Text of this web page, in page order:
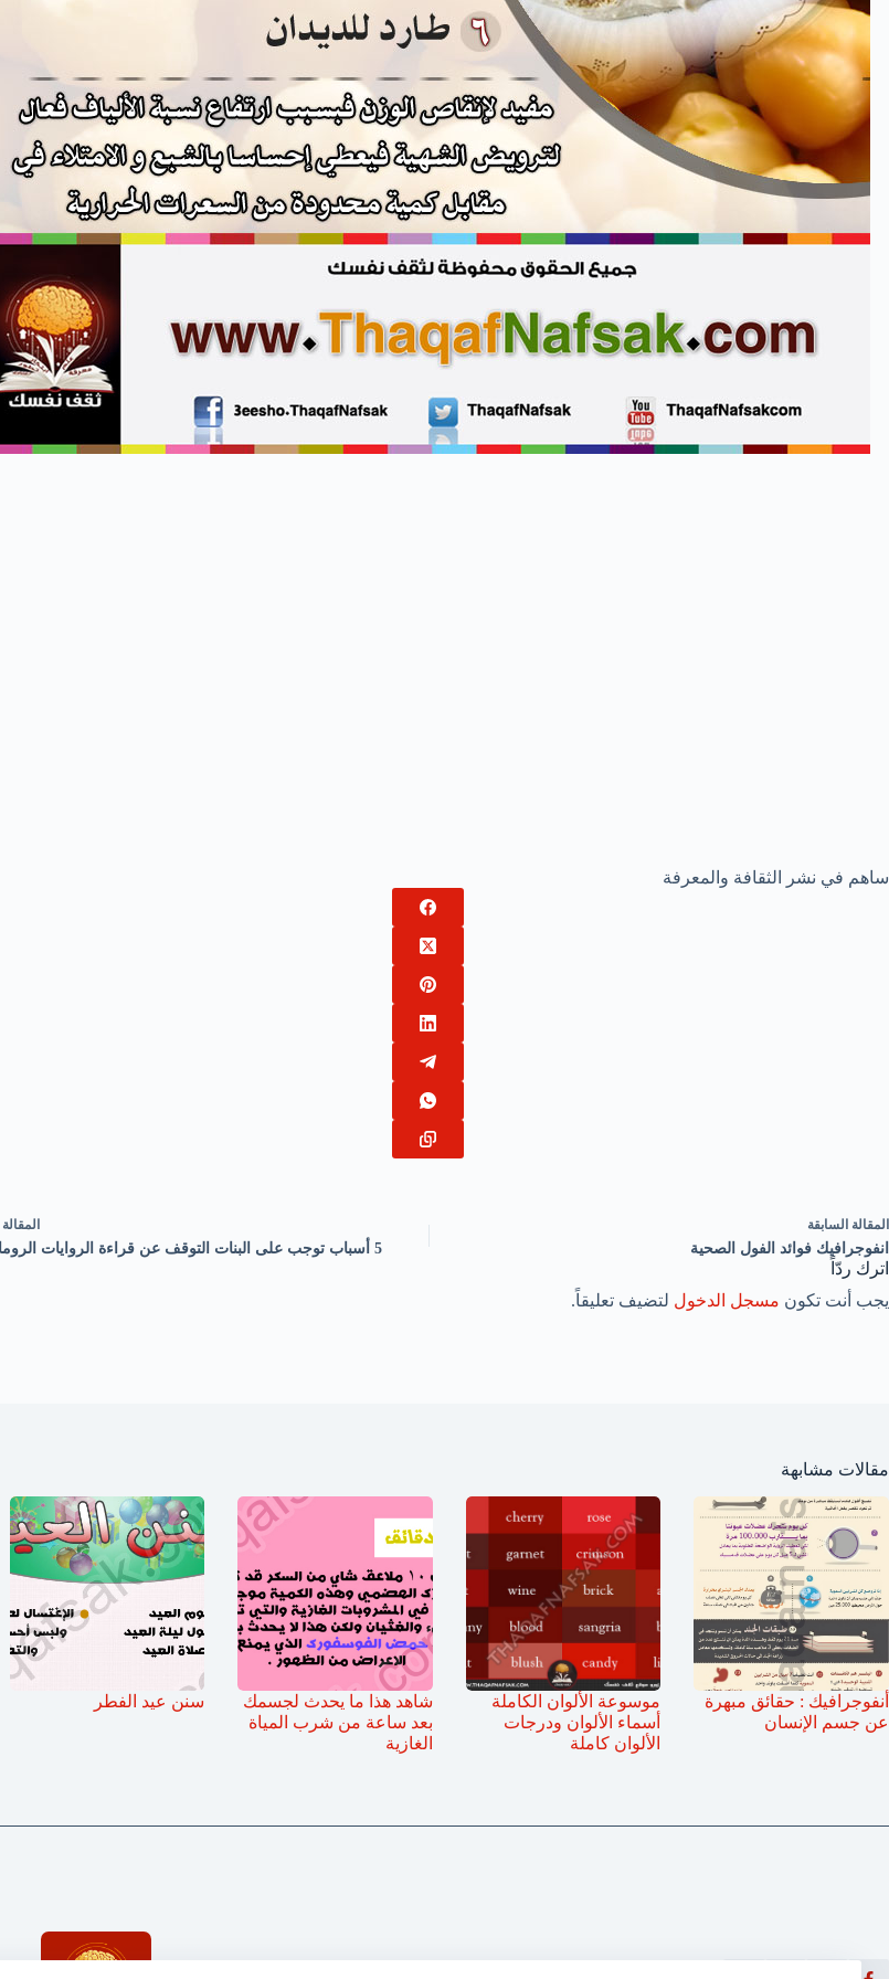
ساهم في نشر الثقافة والمعرفة
المقالة السابقة
انفوجرافيك فوائد الفول الصحية
المقالة
5 أسباب توجب على البنات التوقف عن قراءة الروايات الرومانسية
اترك ردّاً
يجب أنت تكون مسجل الدخول لتضيف تعليقاً.
مقالات مشابهة
أنفوجرافيك : حقائق مبهرة
عن جسم الإنسان
موسوعة الألوان الكاملة
أسماء الألوان ودرجات
الألوان كاملة
شاهد هذا ما يحدث لجسمك
بعد ساعة من شرب المياة
الغازية
سنن عيد الفطر